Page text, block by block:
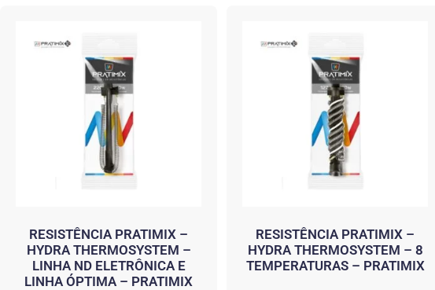
RESISTÊNCIA PRATIMIX –
HYDRA THERMOSYSTEM –
LINHA ND ELETRÔNICA E
LINHA ÓPTIMA – PRATIMIX
RESISTÊNCIA PRATIMIX –
HYDRA THERMOSYSTEM – 8
TEMPERATURAS – PRATIMIX